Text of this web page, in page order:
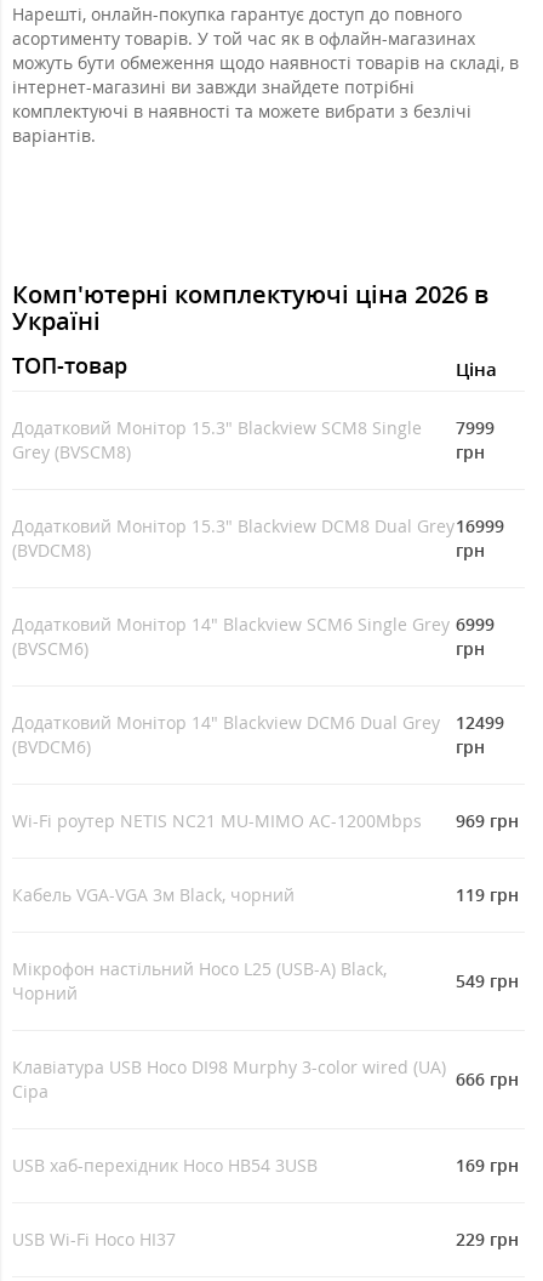
Нарешті, онлайн-покупка гарантує доступ до повного
асортименту товарів. У той час як в офлайн-магазинах
можуть бути обмеження щодо наявності товарів на складі, в
інтернет-магазині ви завжди знайдете потрібні
комплектуючі в наявності та можете вибрати з безлічі
варіантів.
Комп'ютерні комплектуючі ціна 2026 в
Україні
ТОП-товар Ціна
Додатковий Монітор 15.3" Blackview SCM8 Single
Grey (BVSCM8)
7999
грн
Додатковий Монітор 15.3" Blackview DCM8 Dual Grey
(BVDCM8)
16999
грн
Додатковий Монітор 14" Blackview SCM6 Single Grey
(BVSCM6)
6999
грн
Додатковий Монітор 14" Blackview DCM6 Dual Grey
(BVDCM6)
12499
грн
Wi-Fi роутер NETIS NC21 MU-MIMO AC-1200Mbps 969 грн
Кабель VGA-VGA 3м Black, чорний 119 грн
Мікрофон настільний Hoco L25 (USB-A) Black,
Чорний
549 грн
Клавіатура USB Hoco DI98 Murphy 3-color wired (UA)
Cіра
666 грн
USB хаб-перехідник Hoco HB54 3USB 169 грн
USB Wi-Fi Hoco HI37 229 грн